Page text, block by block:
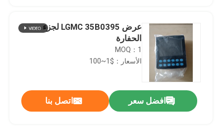
عرض LGMC 35B0395 لجزء
الحفارة
MOQ：1
الأسعار：$1~100
افضل سعر اتصل بنا